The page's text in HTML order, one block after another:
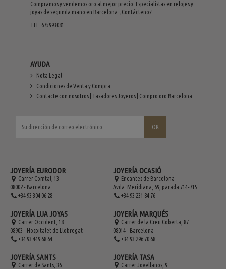
Compramos y vendemos oro al mejor precio. Especialistas en relojes y
joyas de segunda mano en Barcelona. ¡Contáctenos!
TEL. 675993081
AYUDA
Nota Legal
Condiciones de Venta y Compra
Contacte con nosotros | Tasadores Joyeros | Compro oro Barcelona
JOYERÍA EURODOR
Carrer Comtal, 13
08002 - Barcelona
+34 93 304 06 28
JOYERÍA LUA JOYAS
Carrer Occident, 18
08903 - Hospitalet de Llobregat
+34 93 449 68 64
JOYERÍA SANTS
Carrer de Sants, 36
JOYERÍA OCASIÓ
Encantes de Barcelona
Avda. Meridiana, 69, parada 714-715
+34 93 231 84 76
JOYERÍA MARQUÉS
Carrer de la Creu Coberta, 87
08014 - Barcelona
+34 93 296 70 68
JOYERÍA TASA
Carrer Jovellanos, 9